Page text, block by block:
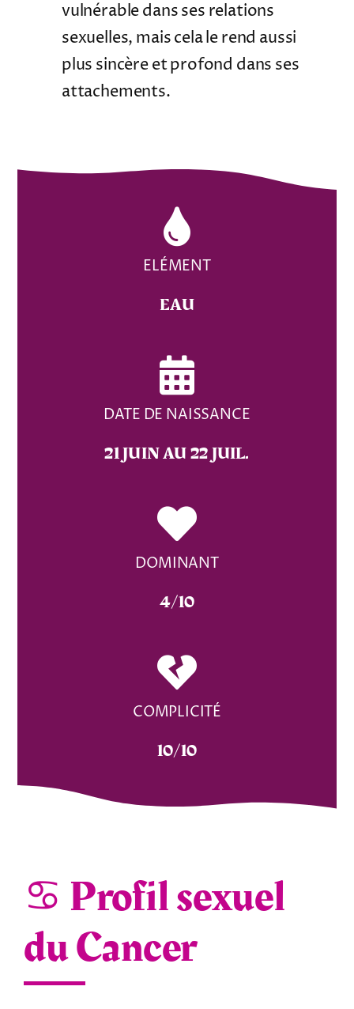
vulnérable dans ses relations
sexuelles, mais cela le rend aussi
plus sincère et profond dans ses
attachements.
ELÉMENT
EAU
DATE DE NAISSANCE
21 JUIN AU 22 JUIL.
DOMINANT
4/10
COMPLICITÉ
10/10
♋ Profil sexuel
du Cancer